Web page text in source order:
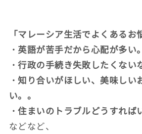
「マレーシア生活でよくあるお
・英語が苦手だから心配が多い
・行政の手続き失敗したくない
・知り合いがほしい、美味しい
い。。
・住まいのトラブルどうすれば
などなど、